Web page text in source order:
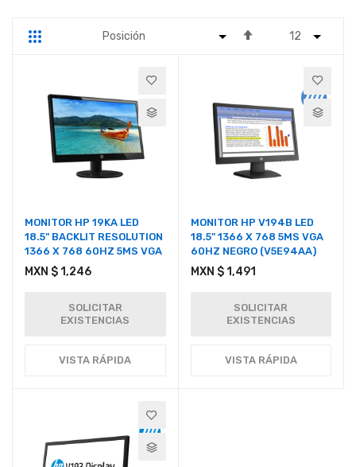
Parrilla
MONITOR HP 19KA LED
18.5" BACKLIT RESOLUTION
1366 X 768 60HZ 5MS VGA
MXN $ 1,246
SOLICITAR
EXISTENCIAS
VISTA RÁPIDA
MONITOR HP V194B LED
18.5" 1366 X 768 5MS VGA
60HZ NEGRO (V5E94AA)
MXN $ 1,491
SOLICITAR
EXISTENCIAS
VISTA RÁPIDA